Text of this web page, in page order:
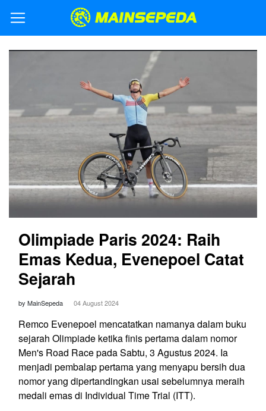
Olimpiade Paris 2024: Raih
Emas Kedua, Evenepoel Catat
Sejarah
by MainSepeda 04 August 2024
Remco Evenepoel mencatatkan namanya dalam buku
sejarah Olimpiade ketika finis pertama dalam nomor
Men's Road Race pada Sabtu, 3 Agustus 2024. Ia
menjadi pembalap pertama yang menyapu bersih dua
nomor yang dipertandingkan usai sebelumnya meraih
medali emas di Individual Time Trial (ITT).